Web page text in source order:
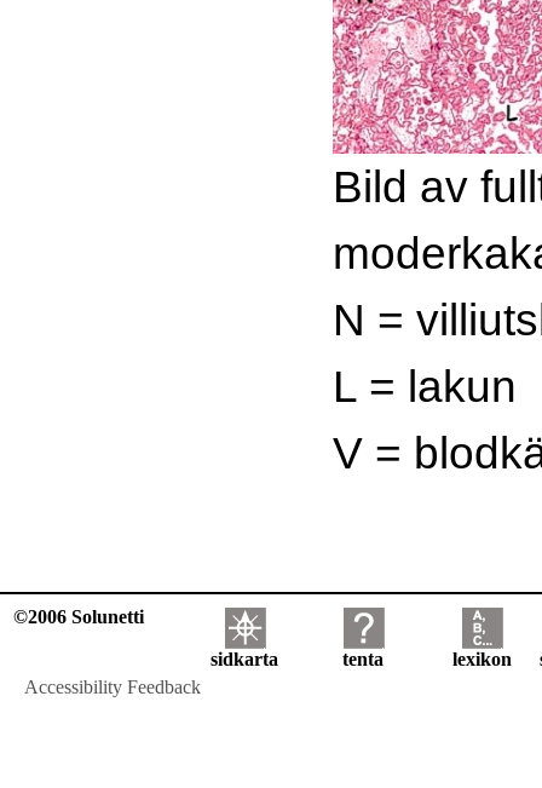
Bild av
N =
L = lakun
V =
©2006 Solunetti
sidkarta tenta lexikon
Accessibility Feedback